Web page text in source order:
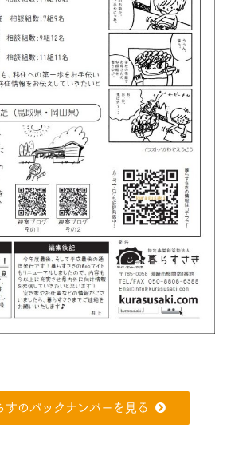
すのバックナンバーを見る